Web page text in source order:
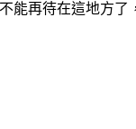
能再待在這地方了